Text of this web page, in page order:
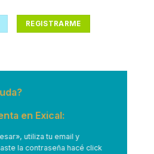
REGISTRARME
en Exical:
, utiliza tu email y
la contraseña hacé click